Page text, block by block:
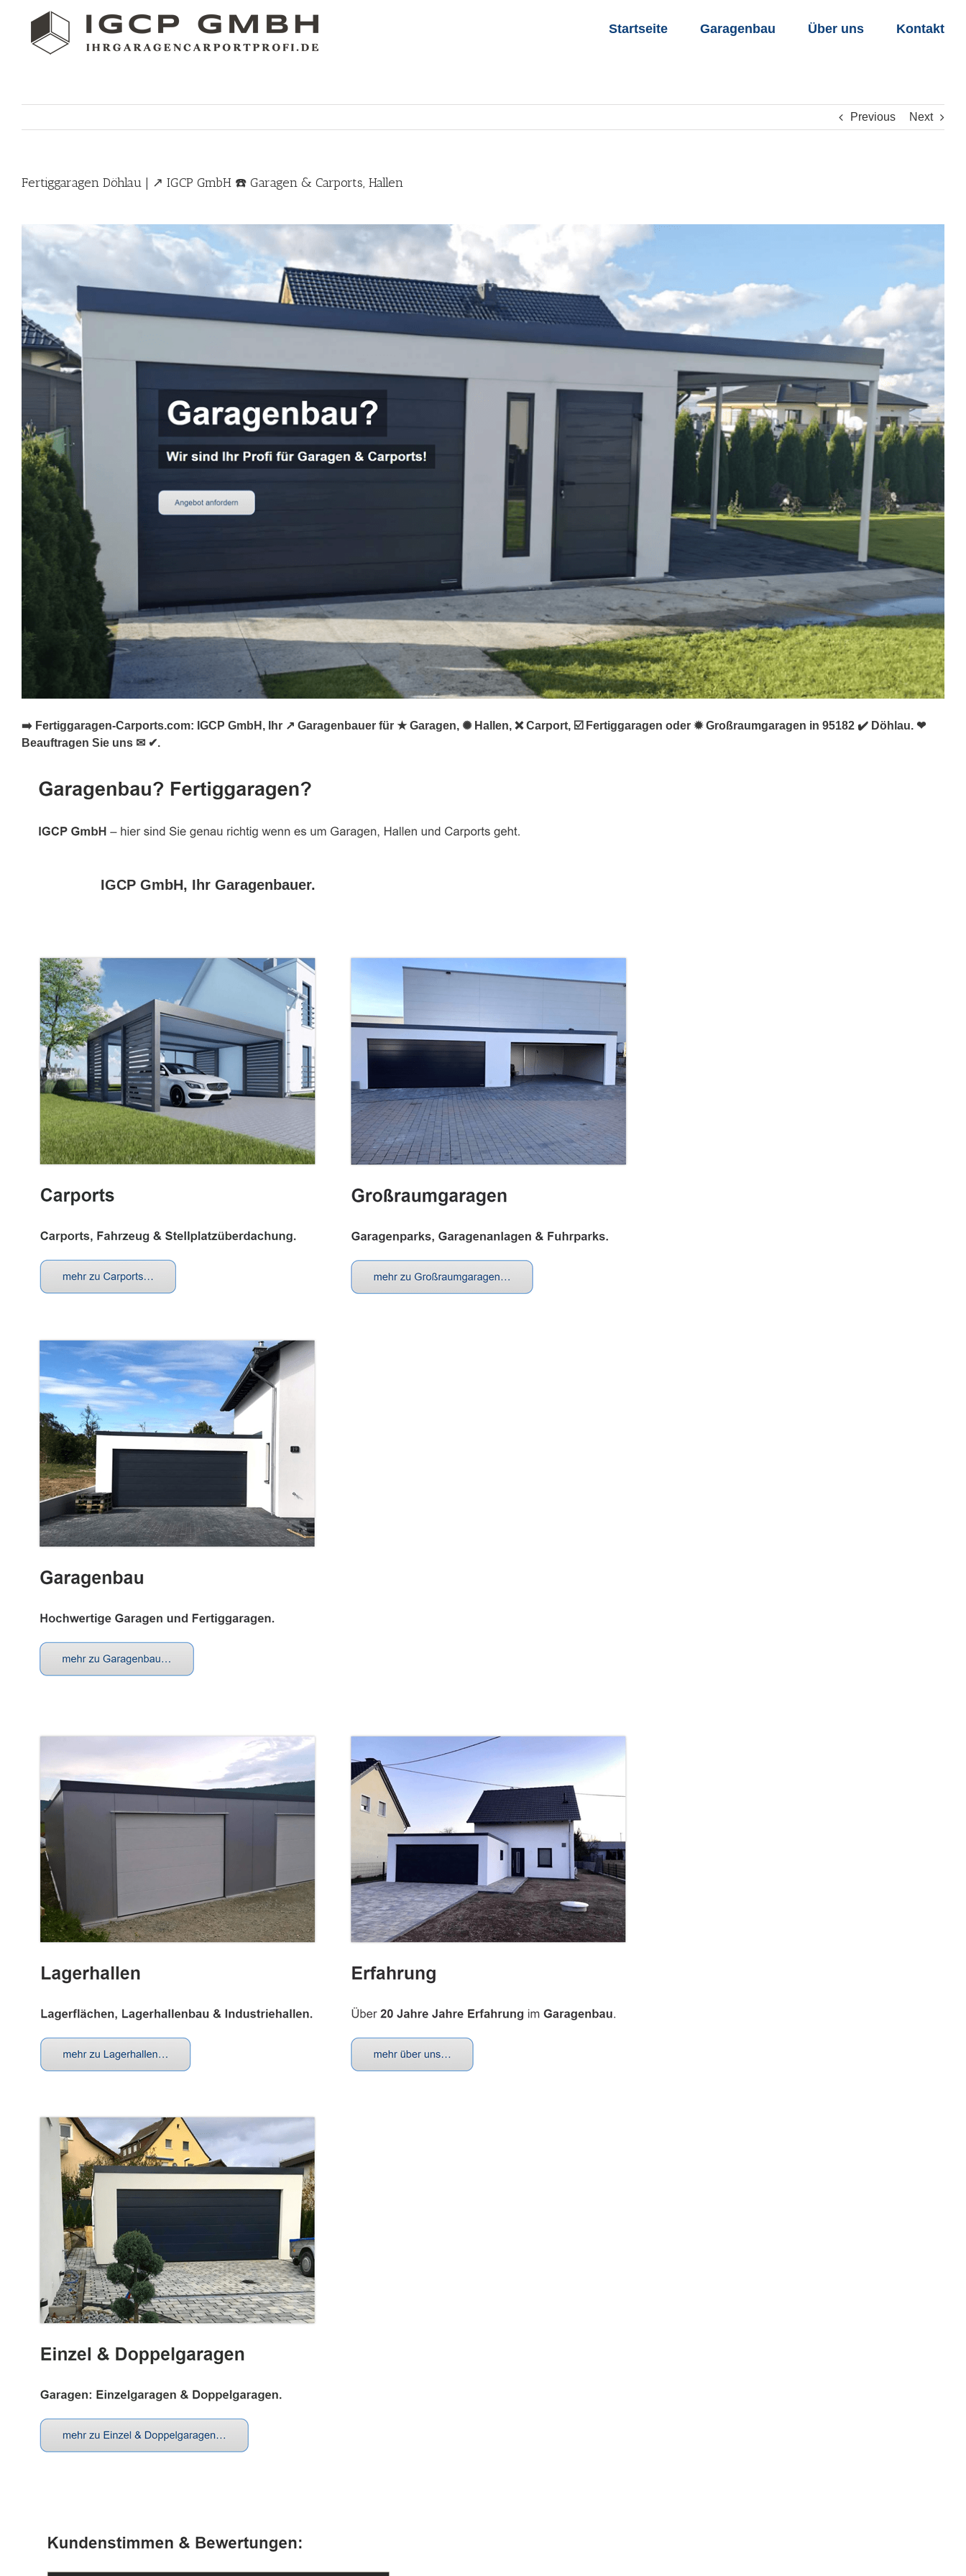
content
Startseite Garagenbau Über uns Kontakt
Previous Next
Fertiggaragen Döhlau | ↗️ IGCP GmbH ☎️ Garagen & Carports, Hallen
➡️ Fertiggaragen-Carports.com: IGCP GmbH, Ihr ↗️ Garagenbauer für ★ Garagen, ✺ Hallen, ❌ Carport, ☑️ Fertiggaragen oder ✹ Großraumgaragen in 95182 ✔️ Döhlau. ❤
Beauftragen Sie uns ✉ ✔.
IGCP GmbH, Ihr Garagenbauer.